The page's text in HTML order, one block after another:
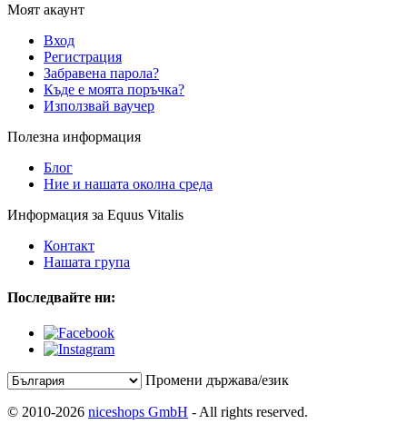
Моят акаунт
Вход
Регистрация
Забравена парола?
Къде е моята поръчка?
Използвай ваучер
Полезна информация
Блог
Ние и нашата околна среда
Информация за Equus Vitalis
Контакт
Нашата група
Последвайте ни:
Промени държава/език
© 2010-2026 niceshops GmbH - All rights reserved.